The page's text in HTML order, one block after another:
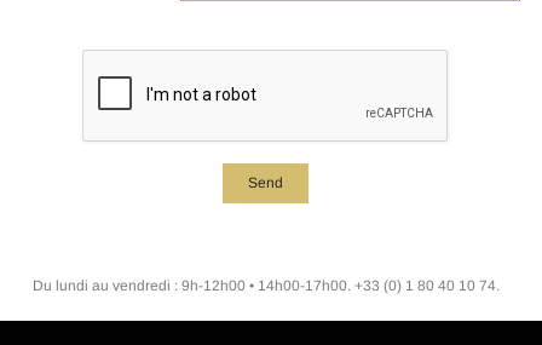
Du lundi au vendredi : 9h-12h00 • 14h00-17h00. +33 (0) 1 80 40 10 74.